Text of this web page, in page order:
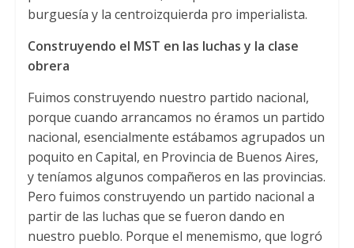
burguesía y la centroizquierda pro imperialista.
Construyendo el MST en las luchas y la clase
obrera
Fuimos construyendo nuestro partido nacional,
porque cuando arrancamos no éramos un partido
nacional, esencialmente estábamos agrupados un
poquito en Capital, en Provincia de Buenos Aires,
y teníamos algunos compañeros en las provincias.
Pero fuimos construyendo un partido nacional a
partir de las luchas que se fueron dando en
nuestro pueblo. Porque el menemismo, que logró